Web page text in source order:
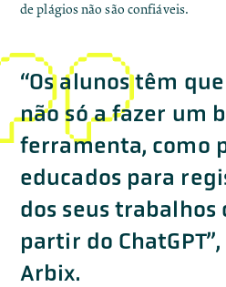
de plágios não são confiáveis.
“Os alunos têm
não só a fazer um
ferramenta, como
educados para
dos seus trabalhos
partir do
Arbix.